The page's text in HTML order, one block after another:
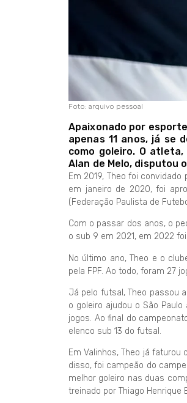
Foto: arquivo pessoal
Apaixonado por
apenas 11 anos, já se
como goleiro. O
Alan de Melo, disputou
Em 2019, Theo foi
em janeiro de 2020, foi
(Federação Paulista de
Com o passar dos anos, o
o sub 9 em 2021, em 2022
No último ano, Theo e o
pela FPF. Ao todo, foram 27
Já pelo futsal, Theo passou
o goleiro ajudou o São
jogos. Ao final do
elenco sub 13 do futsal.
Em Valinhos, Theo já
disso, foi campeão do
melhor goleiro nas duas
treinado por Thiago Henrique